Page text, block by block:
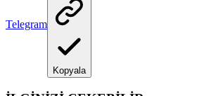
Telegram
Kopyala